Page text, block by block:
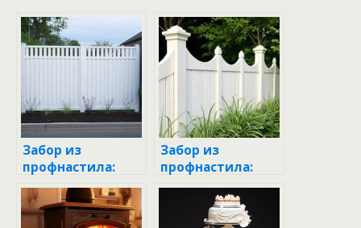
Забор из
профнастила:
идеальное
решение для
вашего участка
Забор из
профнастила:
идеальное
решение для
вашего участка